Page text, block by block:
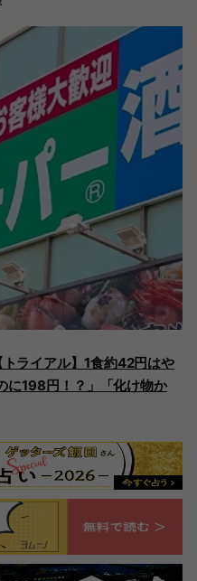
ライアル】1食約42円はや
に198円！？」「化け物か